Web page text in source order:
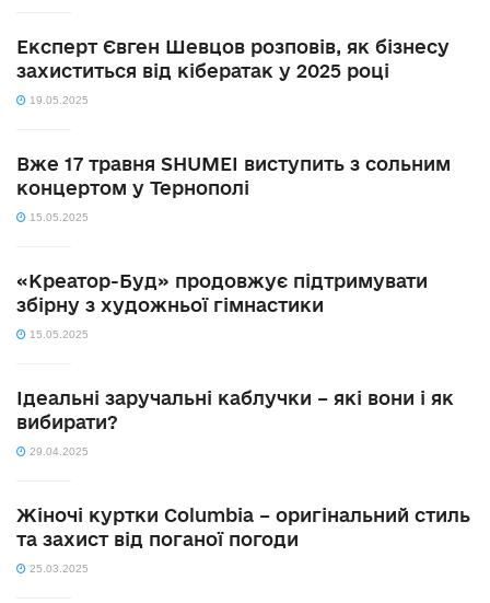
Експерт Євген Шевцов розповів, як бізнесу
захиститься від кібератак у 2025 році
19.05.2025
Вже 17 травня SHUMEI виступить з сольним
концертом у Тернополі
15.05.2025
«Креатор-Буд» продовжує підтримувати
збірну з художньої гімнастики
15.05.2025
Ідеальні заручальні каблучки – які вони і як
вибирати?
29.04.2025
Жіночі куртки Columbia – оригінальний стиль
та захист від поганої погоди
25.03.2025